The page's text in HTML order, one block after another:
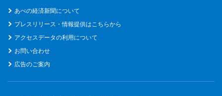
あべの経済新聞について
プレスリリース・情報提供はこちらから
アクセスデータの利用について
お問い合わせ
広告のご案内